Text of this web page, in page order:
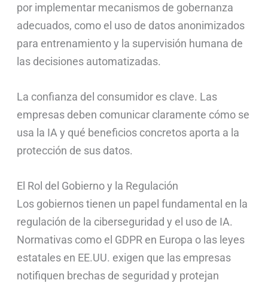
por implementar mecanismos de gobernanza
adecuados, como el uso de datos anonimizados
para entrenamiento y la supervisión humana de
las decisiones automatizadas.
La confianza del consumidor es clave. Las
empresas deben comunicar claramente cómo se
usa la IA y qué beneficios concretos aporta a la
protección de sus datos.
El Rol del Gobierno y la Regulación
Los gobiernos tienen un papel fundamental en la
regulación de la ciberseguridad y el uso de IA.
Normativas como el GDPR en Europa o las leyes
estatales en EE.UU. exigen que las empresas
notifiquen brechas de seguridad y protejan